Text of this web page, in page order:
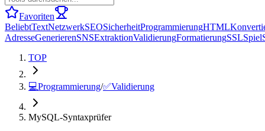
Favoriten
BeliebtTextNetzwerkSEOSicherheitProgrammierungHTML
AdresseGenerierenSNSExtraktionValidierungFormatierungSSLSpiel
TOP
💻Programmierung/✅Validierung
MySQL-Syntaxprüfer